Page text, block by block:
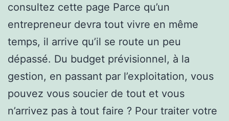
consultez cette page Parce qu’un
entrepreneur devra tout vivre en même
temps, il arrive qu’il se route un peu
dépassé. Du budget prévisionnel, à la
gestion, en passant par l’exploitation, vous
pouvez vous soucier de tout et vous
n’arrivez pas à tout faire ? Pour traiter votre